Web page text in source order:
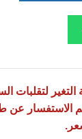
التغير لتقلبات
الاستفسار عن